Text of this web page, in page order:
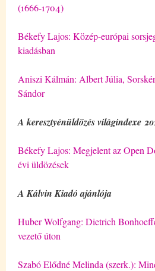
(1666-1704)
Békefy Lajos: Közép-európai
kiadásban
Aniszi Kálmán: Albert Júlia,
Sándor
A keresztyénüldözés világindexe
Békefy Lajos: Megjelent az Open
évi üldözések
A Kálvin Kiadó ajánlója
Huber Wolfgang: Dietrich
vezető úton
Szabó Elődné Melinda (szerk.):